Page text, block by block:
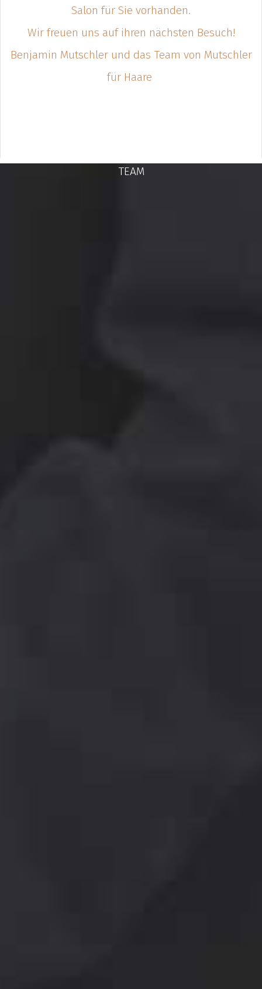
Salon für Sie vorhanden.
Wir freuen uns auf ihren nächsten Besuch!
Benjamin Mutschler und das Team von Mutschler
für Haare
TEAM